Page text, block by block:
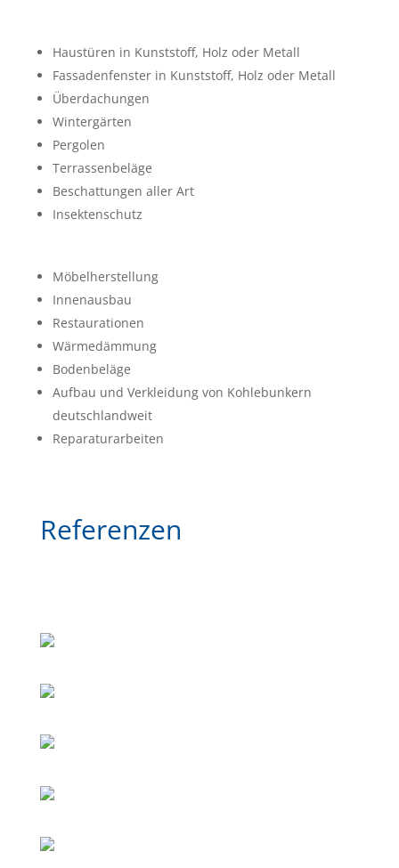
Haustüren in Kunststoff, Holz oder Metall
Fassadenfenster in Kunststoff, Holz oder Metall
Überdachungen
Wintergärten
Pergolen
Terrassenbeläge
Beschattungen aller Art
Insektenschutz
Möbelherstellung
Innenausbau
Restaurationen
Wärmedämmung
Bodenbeläge
Aufbau und Verkleidung von Kohlebunkern
deutschlandweit
Reparaturarbeiten
Referenzen